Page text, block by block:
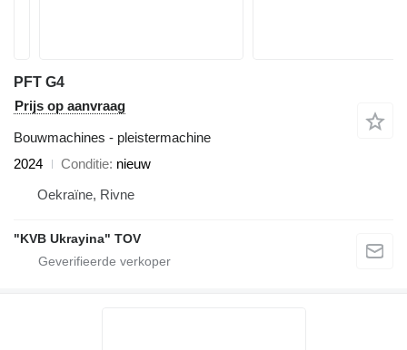
PFT G4
Prijs op aanvraag
Bouwmachines - pleistermachine
2024
Conditie nieuw
Oekraïne, Rivne
"KVB Ukrayina" TOV